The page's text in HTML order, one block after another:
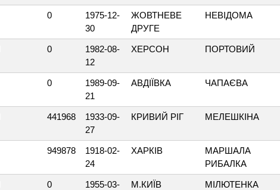
0
1975-12-
30
ЖОВТНЕВЕ
ДРУГЕ
НЕВІДОМА
0
1982-08-
12
ХЕРСОН ПОРТОВИЙ
0
1989-09-
21
АВДІЇВКА ЧАПАЄВА
441968
1933-09-
27
КРИВИЙ РІГ МЕЛЕШКІНА
949878
1918-02-
24
ХАРКІВ
МАРШАЛА
РИБАЛКА
0
1955-03-
М.КИЇВ МІЛЮТЕНКА